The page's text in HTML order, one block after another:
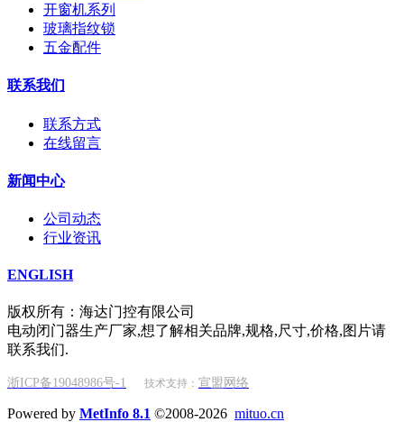
开窗机系列
玻璃指纹锁
五金配件
联系我们
联系方式
在线留言
新闻中心
公司动态
行业资讯
ENGLISH
版权所有：海达门控有限公司
电动闭门器生产厂家,想了解相关品牌,规格,尺寸,价格,图片请
联系我们.
浙ICP备19048986号-1 技术支持： 宣盟网络
Powered by MetInfo 8.1 ©2008-2026 mituo.cn